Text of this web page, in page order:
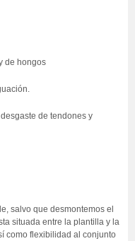
de hongos
de tendones y
salvo que desmontemos el
situada entre la plantilla y la
como flexibilidad al conjunto